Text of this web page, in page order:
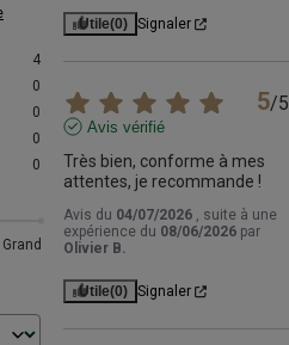
4
0
0
0
0
Grand
Utile(0) Signaler
5/5
Avis vérifié
Très bien, conforme à mes
attentes, je recommande !
Avis du 04/07/2026 , suite à une
expérience du 08/06/2026 par
Olivier B.
Utile(0) Signaler